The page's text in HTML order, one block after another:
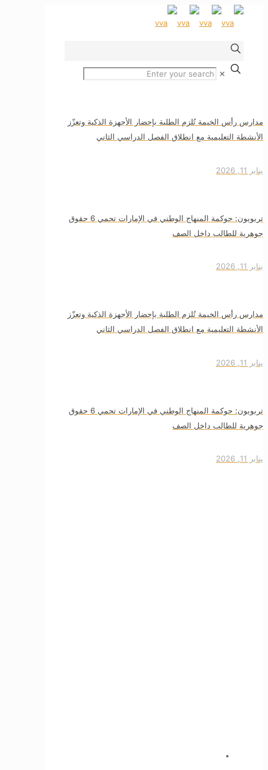
✕
مدارس رأس الخيمة تُلزم الطلبة بإحضار الأجهزة الذكية وتعزّز
الأنشطة التعليمية مع انطلاق الفصل الدراسي الثاني
يناير 11, 2026
تربويون: حوكمة المنهاج الوطني في الإمارات تحمي 6 حقوق
جوهرية للطالب داخل الصف
يناير 11, 2026
مدارس رأس الخيمة تُلزم الطلبة بإحضار الأجهزة الذكية وتعزّز
الأنشطة التعليمية مع انطلاق الفصل الدراسي الثاني
يناير 11, 2026
تربويون: حوكمة المنهاج الوطني في الإمارات تحمي 6 حقوق
جوهرية للطالب داخل الصف
يناير 11, 2026